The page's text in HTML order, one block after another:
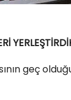
geç